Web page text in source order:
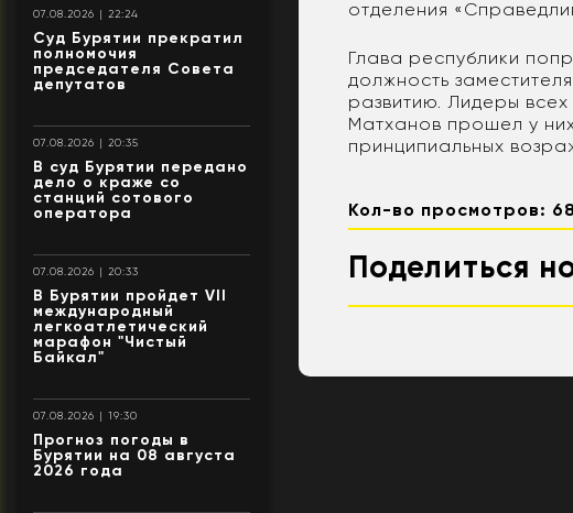
07.08.2026 | 22:24
Суд Бурятии прекратил
полномочия
председателя Совета
депутатов
07.08.2026 | 20:35
В суд Бурятии передано
дело о краже со
станций сотового
оператора
07.08.2026 | 20:33
В Бурятии пройдет VII
международный
легкоатлетический
марафон "Чистый
Байкал"
07.08.2026 | 19:30
Прогноз погоды в
Бурятии на 08 августа
2026 года
отделения
Глава республики
должность
развитию. Лидеры
Матханов прошел у
принципиальных
Кол-во просмотров:
Поделиться